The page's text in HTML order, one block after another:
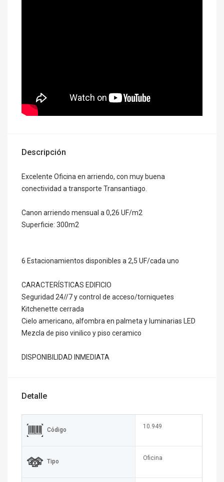
Descripción
Excelente Oficina en arriendo, con muy buena
conectividad a transporte Transantiago.
Canon arriendo mensual a 0,26 UF/m2
Superficie: 300m2
6 Estacionamientos disponibles a 2,5 UF/cada uno
CARACTERÍSTICAS EDIFICIO
Seguridad 24//7 y control de acceso/torniquetes
Kitchenette cerrada
Cielo americano, alfombra en palmeta y luminarias LED
Mezcla de piso vinilico y piso ceramico
DISPONIBILIDAD INMEDIATA
Detalle
Código
10.949
Tipo
Oficina